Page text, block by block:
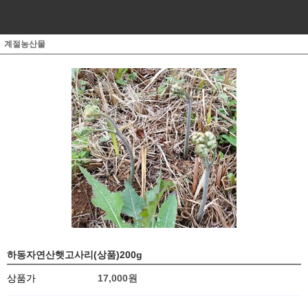
계절농산물
하동자연산햇고사리(상품)200g
상품가 17,000원